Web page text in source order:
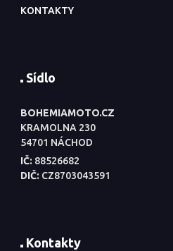
KONTAKTY
Sídlo
BOHEMIAMOTO.CZ
KRAMOLNA 230
54701 NÁCHOD
IČ: 88526682
DIČ: CZ8703043591
Kontakty